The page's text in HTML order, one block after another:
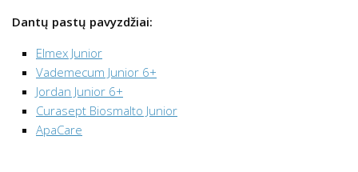
Dantų pastų pavyzdžiai:
Elmex Junior
Vademecum Junior 6+
Jordan Junior 6+
Curasept Biosmalto Junior
ApaCare